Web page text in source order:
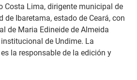
Costa Lima, dirigente municipal de
de Ibaretama, estado de Ceará, con
de Maria Edineide de Almeida
de Undime. La
la responsable de la edición y